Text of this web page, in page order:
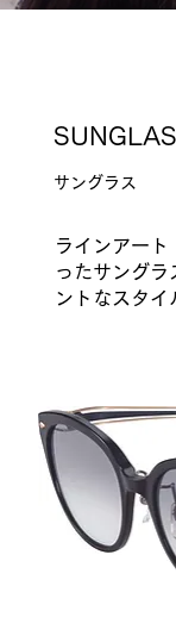
​サングラス
ラインアー
ったサングラ
ントなスタイ